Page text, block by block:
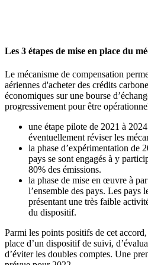
Les 3 étapes de mise en place du
Le mécanisme de compensation
aériennes d'acheter des crédits
économiques sur une bourse
progressivement pour être
une étape pilote de 2021 à
éventuellement réviser les
la phase d’expérimentation de
pays se sont engagés à y
80% des émissions.
la phase de mise en œuvre à
l’ensemble des pays. Les pays
présentant une très faible
du dispositif.
Parmi les points positifs de cet
place d’un dispositif de suivi,
d’éviter les doubles comptes. Une